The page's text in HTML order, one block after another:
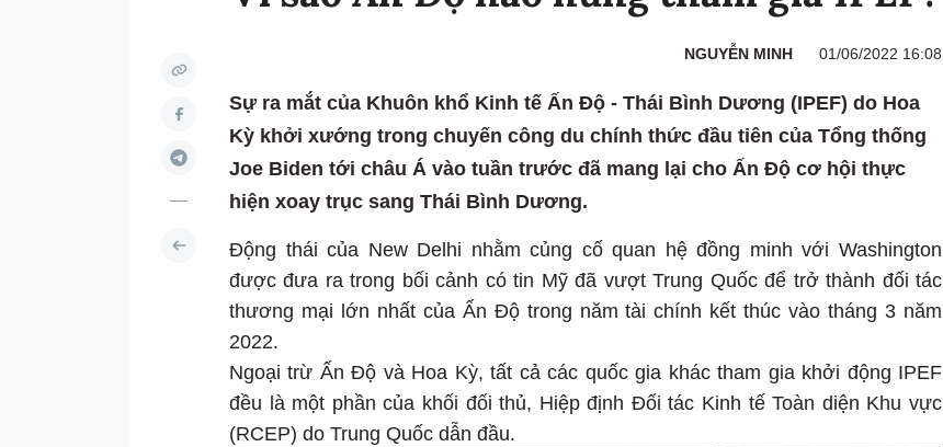
NGUYỄN MINH 01/06/2022 16:08
Sự ra mắt của Khuôn khổ Kinh tế Ấn Độ - Thái Bình Dương (IPEF) do Hoa
Kỳ khởi xướng trong chuyến công du chính thức đầu tiên của Tổng thống
Joe Biden tới châu Á vào tuần trước đã mang lại cho Ấn Độ cơ hội thực
hiện xoay trục sang Thái Bình Dương.
Động thái của New Delhi nhằm củng cố quan hệ đồng minh với Washington
được đưa ra trong bối cảnh có tin Mỹ đã vượt Trung Quốc để trở thành đối tác
thương mại lớn nhất của Ấn Độ trong năm tài chính kết thúc vào tháng 3 năm
2022.
Ngoại trừ Ấn Độ và Hoa Kỳ, tất cả các quốc gia khác tham gia khởi động IPEF
đều là một phần của khối đối thủ, Hiệp định Đối tác Kinh tế Toàn diện Khu vực
(RCEP) do Trung Quốc dẫn đầu.